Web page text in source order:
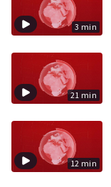
3 min
21 min
12 min